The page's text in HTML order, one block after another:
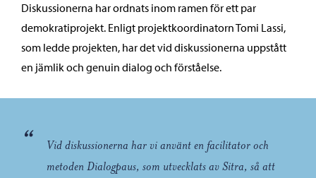
Diskussionerna har ordnats inom ramen för ett par
demokratiprojekt. Enligt projektkoordinatorn Tomi Lassi,
som ledde projekten, har det vid diskussionerna uppstått
en jämlik och genuin dialog och förståelse.
“
Vid diskussionerna har vi använt en facilitator och
metoden Dialogpaus, som utvecklats av Sitra, så att